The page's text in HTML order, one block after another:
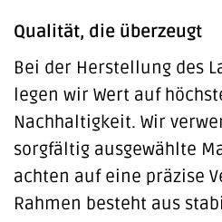
Qualität, die überzeugt
Bei der Herstellung des
legen wir Wert auf
Nachhaltigkeit. Wir
sorgfältig ausgewählte
achten auf eine präzise
Rahmen besteht aus